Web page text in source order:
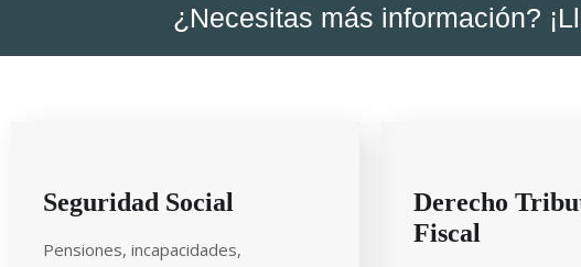
¿Necesitas más información?
Seguridad Social
Pensiones, incapacidades,
Derecho
Fiscal